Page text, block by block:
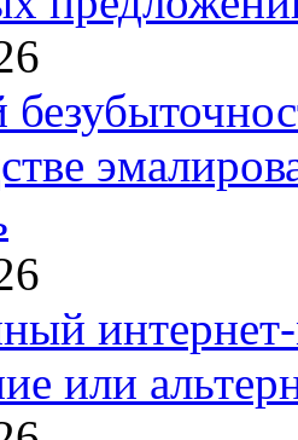
или